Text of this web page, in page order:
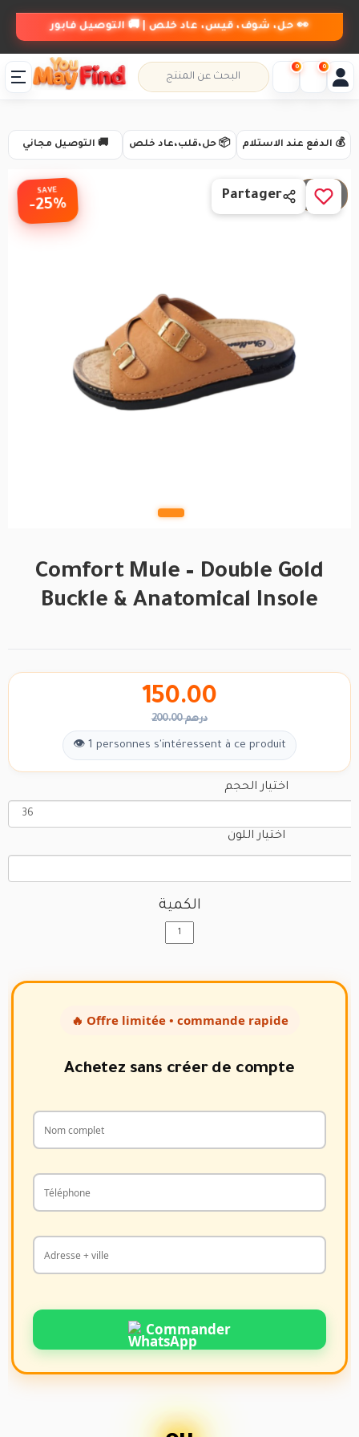
👀 حل، شوف، قيس، عاد خلص | 🚚 التوصيل فابور
Comfort Mule – Double Gold
Buckle & Anatomical Insole
🚚 التوصيل مجاني 📦 حل،قلب،عاد خلص 💰 الدفع عند الاستلام
SAVE
-25%
1 / 3
Partager
150.00
200.00 درهم
👁 1 personnes s'intéressent à ce produit
اختيار الحجم
اختيار اللون
الكمية
🔥 Offre limitée • commande rapide
Achetez sans créer de compte
Commander
0 0